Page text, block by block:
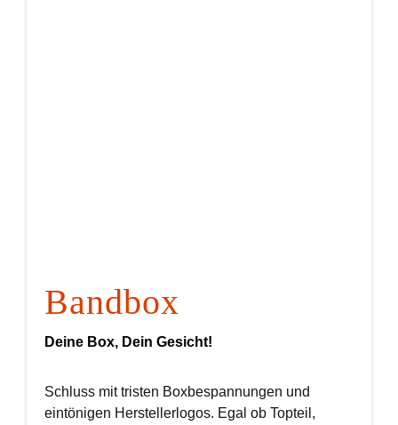
Bandbox
Deine Box, Dein Gesicht!
Schluss mit tristen Boxbespannungen und
eintönigen Herstellerlogos. Egal ob Topteil,